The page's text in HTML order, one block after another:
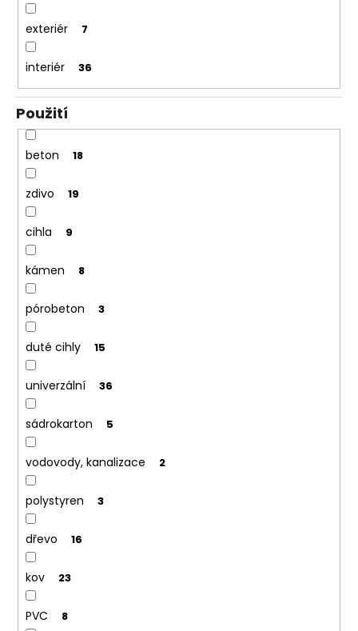
exteriér 7
interiér 36
Použití
beton 18
zdivo 19
cihla 9
kámen 8
pórobeton 3
duté cihly 15
univerzální 36
sádrokarton 5
vodovody, kanalizace 2
polystyren 3
dřevo 16
kov 23
PVC 8